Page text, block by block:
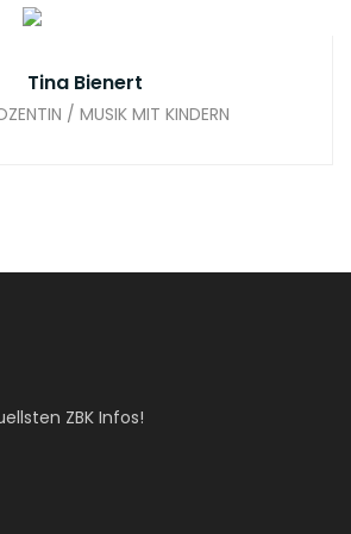
Tina Bienert
/ MUSIK MIT KINDERN
ZBK Infos!